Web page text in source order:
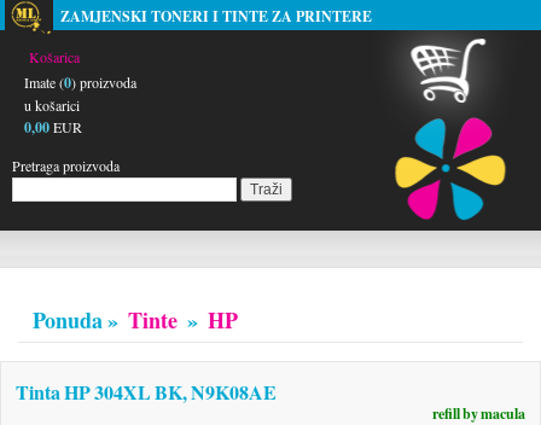
ZAMJENSKI TONERI I TINTE ZA PRINTERE
Košarica
Imate (0) proizvoda
u košarici
0,00EUR
Pretraga proizvoda
Ponuda » Tinte » HP
Tinta HP 304XL BK, N9K08AE
refill by macula